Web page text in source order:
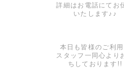
詳細はお電話にてお
いたします♪♪
本日も皆様のご利
スタッフ一同心より
ちしております!!